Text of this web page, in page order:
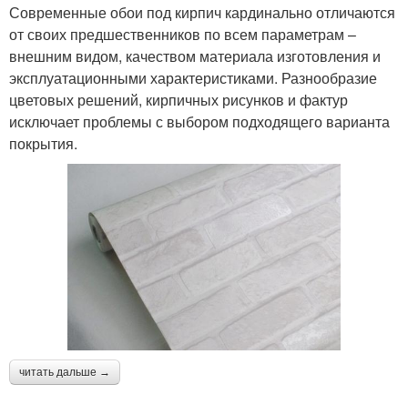
Современные обои под кирпич кардинально отличаются
от своих предшественников по всем параметрам –
внешним видом, качеством материала изготовления и
эксплуатационными характеристиками. Разнообразие
цветовых решений, кирпичных рисунков и фактур
исключает проблемы с выбором подходящего варианта
покрытия.
читать дальше →